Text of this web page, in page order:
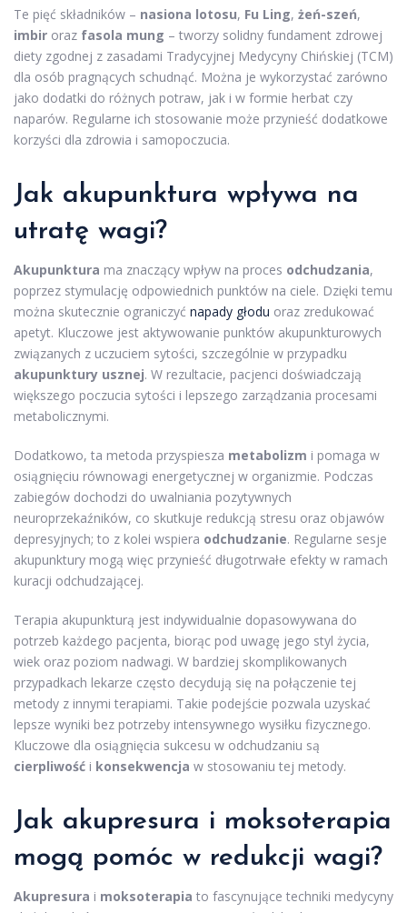
Te pięć składników – nasiona lotosu, Fu Ling, żeń-szeń,
imbir oraz fasola mung – tworzy solidny fundament zdrowej
diety zgodnej z zasadami Tradycyjnej Medycyny Chińskiej (TCM)
dla osób pragnących schudnąć. Można je wykorzystać zarówno
jako dodatki do różnych potraw, jak i w formie herbat czy
naparów. Regularne ich stosowanie może przynieść dodatkowe
korzyści dla zdrowia i samopoczucia.
Jak akupunktura wpływa na
utratę wagi?
Akupunktura ma znaczący wpływ na proces odchudzania,
poprzez stymulację odpowiednich punktów na ciele. Dzięki temu
można skutecznie ograniczyć napady głodu oraz zredukować
apetyt. Kluczowe jest aktywowanie punktów akupunkturowych
związanych z uczuciem sytości, szczególnie w przypadku
akupunktury usznej. W rezultacie, pacjenci doświadczają
większego poczucia sytości i lepszego zarządzania procesami
metabolicznymi.
Dodatkowo, ta metoda przyspiesza metabolizm i pomaga w
osiągnięciu równowagi energetycznej w organizmie. Podczas
zabiegów dochodzi do uwalniania pozytywnych
neuroprzekaźników, co skutkuje redukcją stresu oraz objawów
depresyjnych; to z kolei wspiera odchudzanie. Regularne sesje
akupunktury mogą więc przynieść długotrwałe efekty w ramach
kuracji odchudzającej.
Terapia akupunkturą jest indywidualnie dopasowywana do
potrzeb każdego pacjenta, biorąc pod uwagę jego styl życia,
wiek oraz poziom nadwagi. W bardziej skomplikowanych
przypadkach lekarze często decydują się na połączenie tej
metody z innymi terapiami. Takie podejście pozwala uzyskać
lepsze wyniki bez potrzeby intensywnego wysiłku fizycznego.
Kluczowe dla osiągnięcia sukcesu w odchudzaniu są
cierpliwość i konsekwencja w stosowaniu tej metody.
Jak akupresura i moksoterapia
mogą pomóc w redukcji wagi?
Akupresura i moksoterapia to fascynujące techniki medycyny